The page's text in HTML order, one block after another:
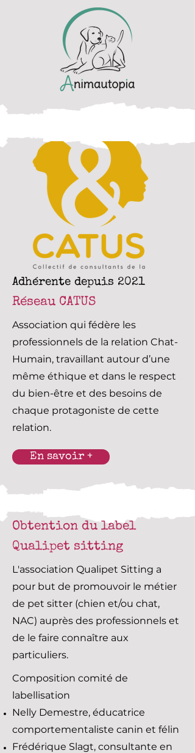
Adhérente depuis 2021
Réseau CATUS
Association qui fédère les
professionnels de la relation Chat-
Humain, travaillant autour d’une
même éthique et dans le respect
du bien-être et des besoins de
chaque protagoniste de cette
relation.
En savoir +
Obtention du label
Qualipet sitting
L'association Qualipet Sitting a
pour but de promouvoir le métier
de pet sitter (chien et/ou chat,
NAC) auprès des professionnels et
de le faire connaître aux
particuliers.
Composition comité de
labellisation
Nelly Demestre, éducatrice
comportementaliste canin et félin
Frédérique Slagt, consultante en